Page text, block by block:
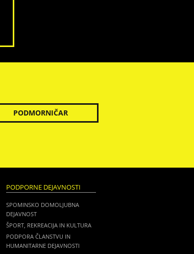
PODMORNIČAR
PODPORNE DEJAVNOSTI
SPOMINSKO DOMOLJUBNA
DEJAVNOST
ŠPORT, REKREACIJA IN KULTURA
PODPORA ČLANSTVU IN
HUMANITARNE DEJAVNOSTI